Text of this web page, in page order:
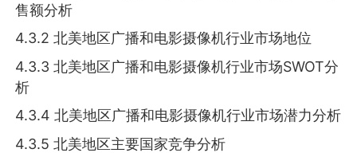
售额分析
4.3.2 北美地区广播和电影摄像机行业市场地位
4.3.3 北美地区广播和电影摄像机行业市场SWOT分
析
4.3.4 北美地区广播和电影摄像机行业市场潜力分析
4.3.5 北美地区主要国家竞争分析